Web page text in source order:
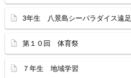
3年生 八景島シーパラダイス遠足
第１０回 体育祭
７年生 地域学習